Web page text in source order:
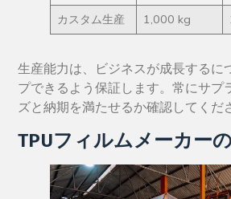
カスタム生産
1,000 kg
生産能力は、ビジネスが成長するに
プできるよう保証します。常にサプ
ズと納期を満たせるか確認してくだ
TPUフィルムメーカー